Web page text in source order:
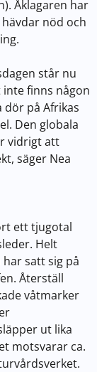
Åklagaren har
nöd och
står nu
finns någon
på Afrikas
Den globala
vidrigt att
säger Nea
ett tjugotal
Helt
satt sig på
Återställ
våtmarker
ut lika
motsvarar ca.